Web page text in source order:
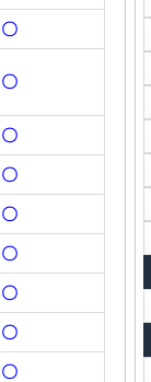
〇
〇
〇
〇
〇
〇
〇
〇
〇